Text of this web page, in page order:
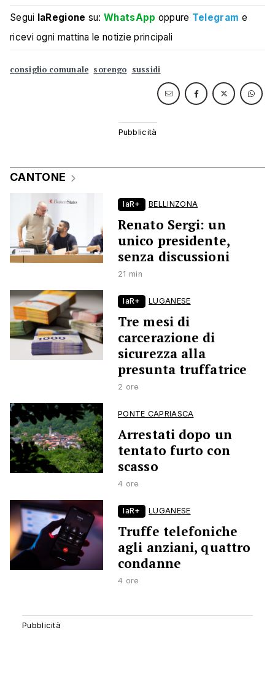
Segui laRegione su:WhatsApp oppure Telegram e
ricevi ogni mattina le notizie principali
consiglio comunale sorengo sussidi
CANTONE
laR+ BELLINZONA
Renato Sergi: un
unico presidente,
senza discussioni
21 min
laR+ LUGANESE
Tre mesi di
carcerazione di
sicurezza alla
presunta truffatrice
2 ore
PONTE CAPRIASCA
Arrestati dopo un
tentato furto con
scasso
4 ore
laR+ LUGANESE
Truffe telefoniche
agli anziani, quattro
condanne
4 ore